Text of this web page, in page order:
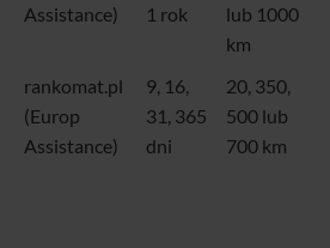
Assistance)
1 rok
lub 1000
km
rankomat.pl
(Europ
Assistance)
9, 16,
31, 365
dni
20, 350,
500 lub
700 km